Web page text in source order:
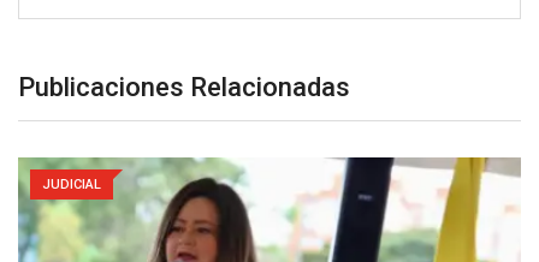
Publicaciones Relacionadas
JUDICIAL